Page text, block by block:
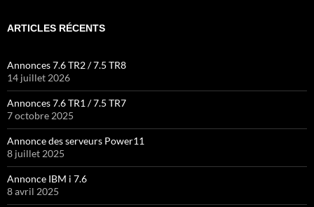
ARTICLES RÉCENTS
Annonces 7.6 TR2 / 7.5 TR8
14 juillet 2026
Annonces 7.6 TR1 / 7.5 TR7
7 octobre 2025
Annonce des serveurs Power11
8 juillet 2025
Annonce IBM i 7.6
8 avril 2025